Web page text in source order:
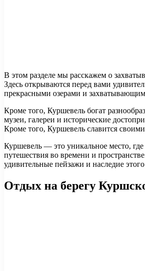
В этом разделе мы расскажем о
Здесь открываются перед вами
прекрасными озерами и
Кроме того, Куршевель богат
музеи, галереи и исторические
Кроме того, Куршевель славится
Куршевель — это уникальное место,
путешествия во времени и
удивительные пейзажи и наследие
Отдых на берегу